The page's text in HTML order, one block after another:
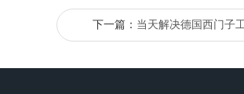
下一篇： 当天解决德国西门子